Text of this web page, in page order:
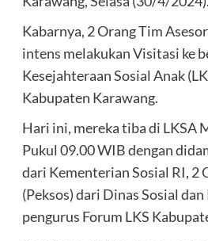
Kabarnya, 2 Orang Tim
intens melakukan Visitasi ke
Kesejahteraan Sosial Anak
Kabupaten Karawang.
Hari ini, mereka tiba di LKSA
Pukul 09.00 WIB dengan
dari Kementerian Sosial RI, 2
(Peksos) dari Dinas Sosial
pengurus Forum LKS